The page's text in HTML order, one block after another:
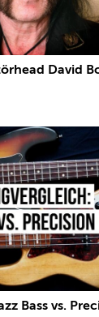
David
Bass vs.